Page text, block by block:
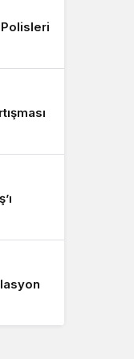
Polisleri